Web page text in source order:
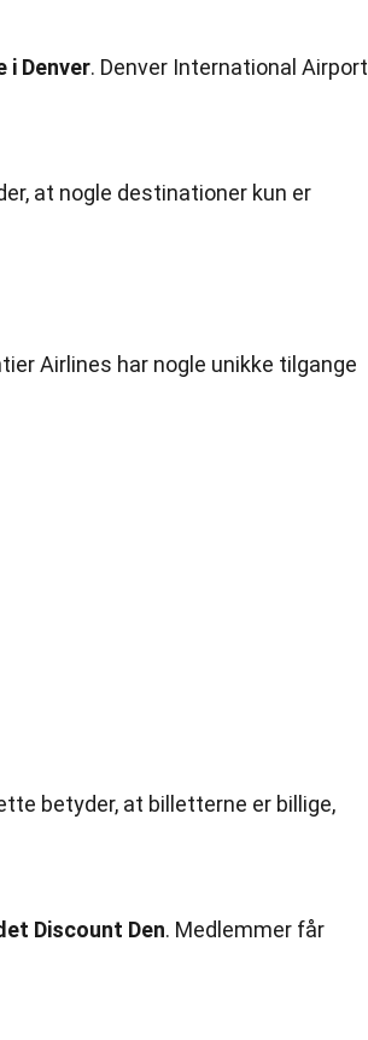
Denver. Denver International Airport
at nogle destinationer kun er
Airlines har nogle unikke tilgange
betyder, at billetterne er billige,
Discount Den. Medlemmer får